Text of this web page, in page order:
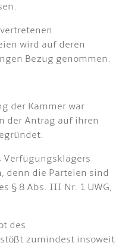
wird auf deren
Bezug genommen.
der Kammer war
der Antrag auf ihren
Verfügungsklägers
denn die Parteien sind
§ 8 Abs. III Nr. 1 UWG,
des
zumindest insoweit